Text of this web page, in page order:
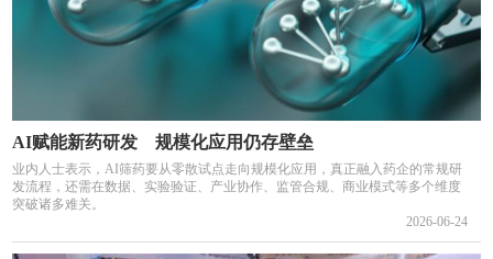
AI赋能新药研发 规模化应用仍存壁垒
业内人士表示，AI筛药要从零散试点走向规模化应用，真正融入药企的常规研
发流程，还需在数据、实验验证、产业协作、监管合规、商业模式等多个维度
突破诸多难关。
2026-06-24